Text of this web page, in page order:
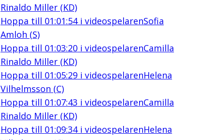
Rinaldo Miller (KD)
Hoppa till 01:01:54i videospelarenSofia
Amloh (S)
Hoppa till 01:03:20i videospelarenCamilla
Rinaldo Miller (KD)
Hoppa till 01:05:29i videospelarenHelena
Vilhelmsson (C)
Hoppa till 01:07:43 i videospelarenCamilla
Rinaldo Miller (KD)
Hoppa till 01:09:34i videospelarenHelena